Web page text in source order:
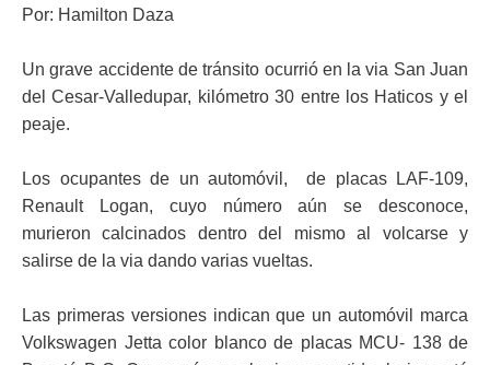
Por: Hamilton Daza
Un grave accidente de tránsito ocurrió en la via San Juan
del Cesar-Valledupar, kilómetro 30 entre los Haticos y el
peaje.
Los ocupantes de un automóvil, de placas LAF-109,
Renault Logan, cuyo número aún se desconoce,
murieron calcinados dentro del mismo al volcarse y
salirse de la via dando varias vueltas.
Las primeras versiones indican que un automóvil marca
Volkswagen Jetta color blanco de placas MCU- 138 de